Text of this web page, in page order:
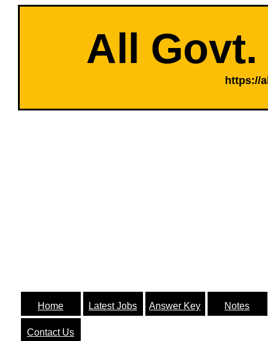
All
https://
Home Latest Jobs Answer Key Notes
Contact Us